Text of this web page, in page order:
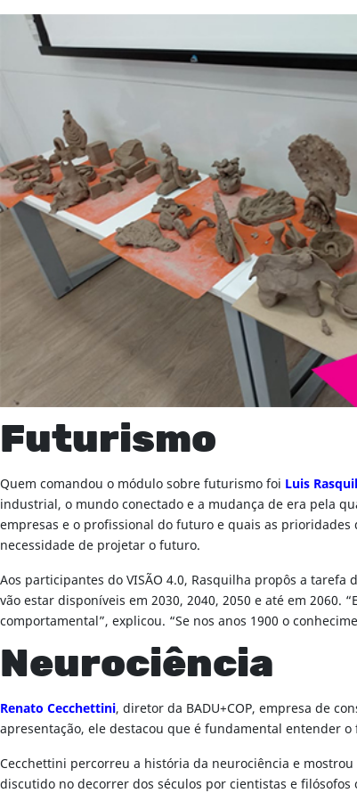
Futurismo
Quem comandou o módulo sobre futurismo foi Luis
industrial, o mundo conectado e a mudança de era pela
empresas e o profissional do futuro e quais as
necessidade de projetar o futuro.
Aos participantes do VISÃO 4.0, Rasquilha propôs a
vão estar disponíveis em 2030, 2040, 2050 e até em
comportamental”, explicou. “Se nos anos 1900 o
Neurociência
Renato Cecchettini, diretor da BADU+COP, empresa de
apresentação, ele destacou que é fundamental entender
Cecchettini percorreu a história da neurociência e
discutido no decorrer dos séculos por cientistas e